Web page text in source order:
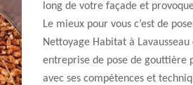
long de votre façade et
Le mieux pour vous c’est de
Nettoyage Habitat à
entreprise de pose de gouttière
avec ses compétences et